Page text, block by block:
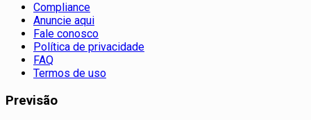
Compliance
Anuncie aqui
Fale conosco
Política de privacidade
FAQ
Termos de uso
Previsão